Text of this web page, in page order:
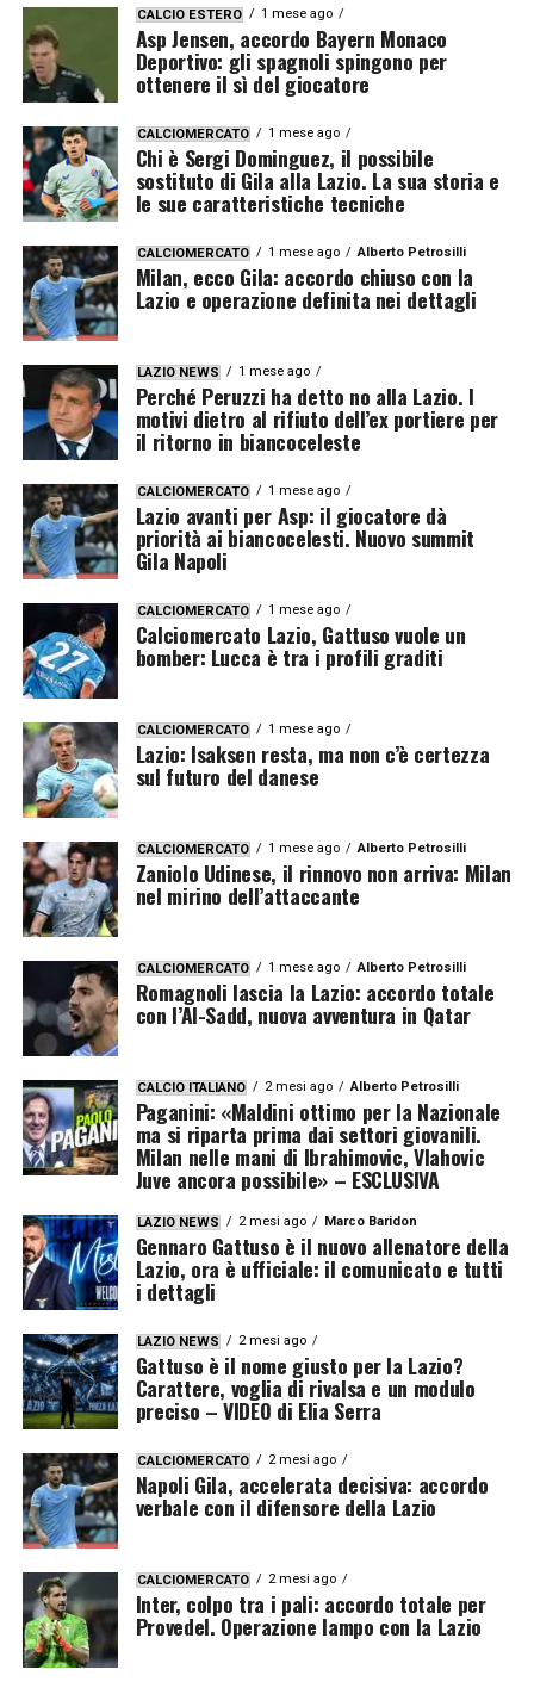
CALCIO ESTERO 1 mese ago
Asp Jensen, accordo Bayern Monaco
Deportivo: gli spagnoli spingono per
ottenere il sì del giocatore
CALCIOMERCATO 1 mese ago
Chi è Sergi Dominguez, il possibile
sostituto di Gila alla Lazio. La sua storia e
le sue caratteristiche tecniche
CALCIOMERCATO 1 mese ago Alberto Petrosilli
Milan, ecco Gila: accordo chiuso con la
Lazio e operazione definita nei dettagli
LAZIO NEWS 1 mese ago
Perché Peruzzi ha detto no alla Lazio. I
motivi dietro al rifiuto dell’ex portiere per
il ritorno in biancoceleste
CALCIOMERCATO 1 mese ago
Lazio avanti per Asp: il giocatore dà
priorità ai biancocelesti. Nuovo summit
Gila Napoli
CALCIOMERCATO 1 mese ago
Calciomercato Lazio, Gattuso vuole un
bomber: Lucca è tra i profili graditi
CALCIOMERCATO 1 mese ago
Lazio: Isaksen resta, ma non c’è certezza
sul futuro del danese
CALCIOMERCATO 1 mese ago Alberto Petrosilli
Zaniolo Udinese, il rinnovo non arriva: Milan
nel mirino dell’attaccante
CALCIOMERCATO 1 mese ago Alberto Petrosilli
Romagnoli lascia la Lazio: accordo totale
con l’Al-Sadd, nuova avventura in Qatar
CALCIO ITALIANO 2 mesi ago Alberto Petrosilli
Paganini: «Maldini ottimo per la Nazionale
ma si riparta prima dai settori giovanili.
Milan nelle mani di Ibrahimovic, Vlahovic
Juve ancora possibile» – ESCLUSIVA
LAZIO NEWS 2 mesi ago Marco Baridon
Gennaro Gattuso è il nuovo allenatore della
Lazio, ora è ufficiale: il comunicato e tutti
i dettagli
LAZIO NEWS 2 mesi ago
Gattuso è il nome giusto per la Lazio?
Carattere, voglia di rivalsa e un modulo
preciso – VIDEO di Elia Serra
CALCIOMERCATO 2 mesi ago
Napoli Gila, accelerata decisiva: accordo
verbale con il difensore della Lazio
CALCIOMERCATO 2 mesi ago
Inter, colpo tra i pali: accordo totale per
Provedel. Operazione lampo con la Lazio